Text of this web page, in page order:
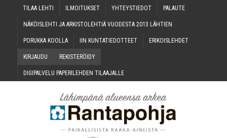
TILAA LEH­TI ILMOI­TUK­SET YHTEYS­TIE­DOT PALAU­TE
NÄKÖIS­LEH­TI JA ARKIS­TO­LEH­TIÄ VUO­DES­TA 2013 LÄHTIEN
PORUK­KA KOOLLA IIN KUN­TA­TIE­DOT­TEET ERI­KOIS­LEH­DET
KIR­JAU­DU REKIS­TE­RÖI­DY
DIGI­PAL­VE­LU PAPE­RI­LEH­DEN TILAAJALLE